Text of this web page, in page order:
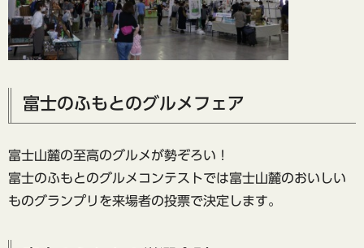
富士のふもとのグルメフェア
富士山麓の至高のグルメが勢ぞろい！
富士のふもとのグルメコンテストでは富士山麓のおいしい
ものグランプリを来場者の投票で決定します。